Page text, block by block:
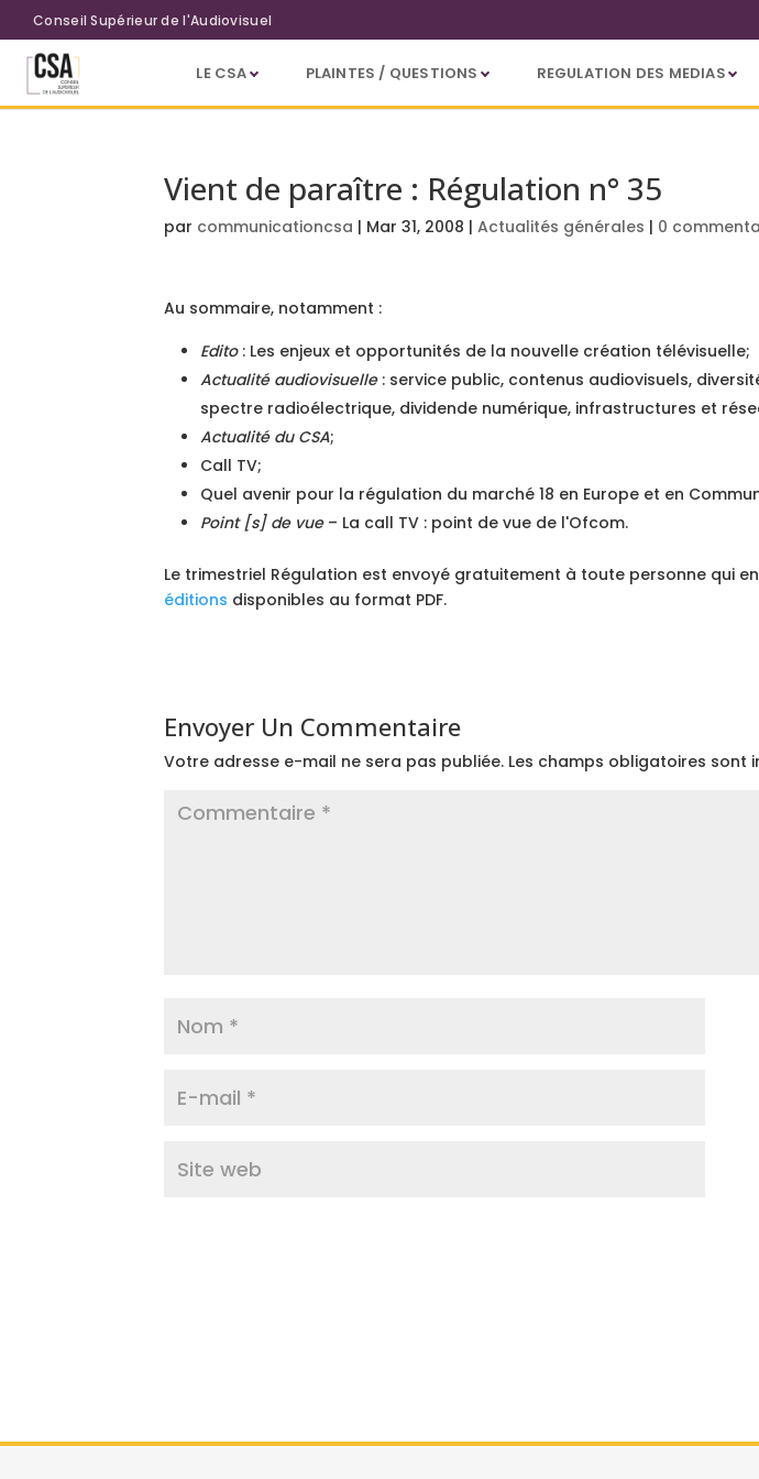
Aller au contenu principal
Conseil Supérieur de l'Audiovisuel
LE CSA PLAINTES / QUESTIONS REGULATION DES MEDIAS
Vient de paraître : Régulation n° 35
par communicationcsa | Mar 31, 2008 |Actualités générales | 0
Au sommaire, notamment :
Edito: Les enjeux et opportunités de la nouvelle création télévisuelle;
Actualité audiovisuelle: service public, contenus audiovisuels,
spectre radioélectrique, dividende numérique, infrastructures et
Actualité du CSA;
Call TV;
Quel avenir pour la régulation du marché 18 en Europe et en
Point [s] de vue– La call TV : point de vue de l'Ofcom.
Le trimestriel Régulation est envoyé gratuitement à toute personne qui
éditions disponibles au format PDF.
Envoyer Un Commentaire
Votre adresse e-mail ne sera pas publiée. Les champs obligatoires sont